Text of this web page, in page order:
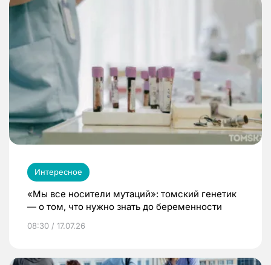
Интересное
«Мы все носители мутаций»: томский генетик
— о том, что нужно знать до беременности
08:30 / 17.07.26